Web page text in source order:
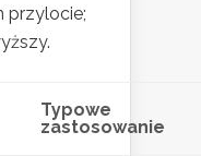
przylocie;
Typowe
zastosowanie